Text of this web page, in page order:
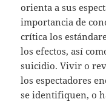
orienta a sus
importancia de
crítica los
los efectos, así
suicidio. Vivir o
los espectadores
se identifiquen, o